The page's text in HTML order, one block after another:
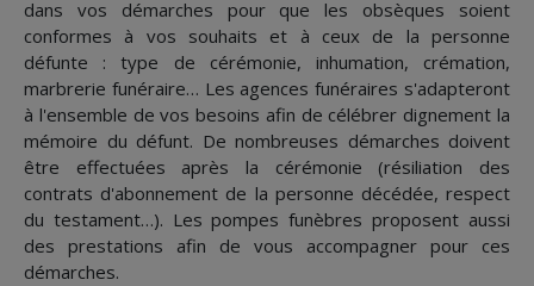
dans vos démarches pour que les obsèques soient
conformes à vos souhaits et à ceux de la personne
défunte : type de cérémonie, inhumation, crémation,
marbrerie funéraire… Les agences funéraires s'adapteront
à l'ensemble de vos besoins afin de célébrer dignement la
mémoire du défunt. De nombreuses démarches doivent
être effectuées après la cérémonie (résiliation des
contrats d'abonnement de la personne décédée, respect
du testament…). Les pompes funèbres proposent aussi
des prestations afin de vous accompagner pour ces
démarches.